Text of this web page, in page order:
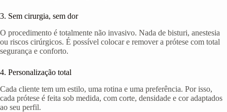
3. Sem cirurgia, sem dor
O procedimento é totalmente não invasivo. Nada de bisturi, anestesia
ou riscos cirúrgicos. É possível colocar e remover a prótese com total
segurança e conforto.
4. Personalização total
Cada cliente tem um estilo, uma rotina e uma preferência. Por isso,
cada prótese é feita sob medida, com corte, densidade e cor adaptados
ao seu perfil.